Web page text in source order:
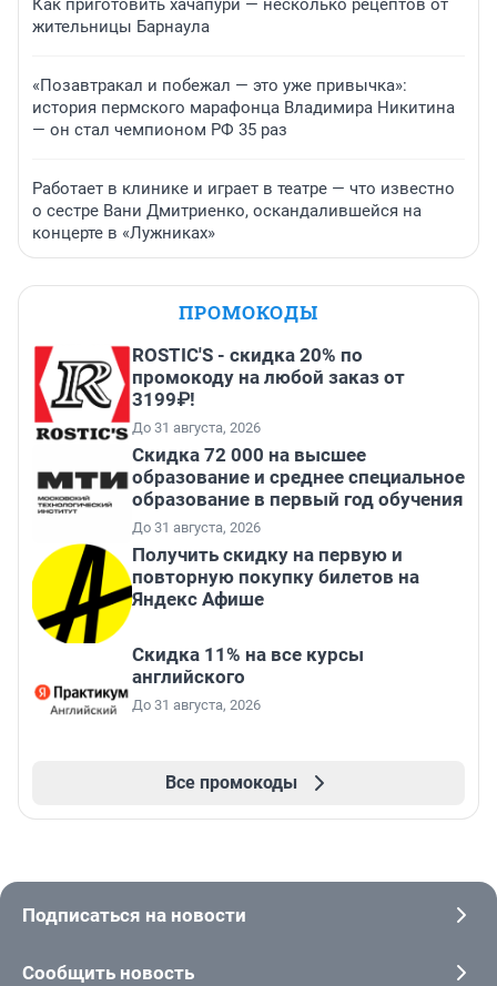
Как приготовить хачапури — несколько рецептов от
жительницы Барнаула
«Позавтракал и побежал — это уже привычка»:
история пермского марафонца Владимира Никитина
— он стал чемпионом РФ 35 раз
Работает в клинике и играет в театре — что известно
о сестре Вани Дмитриенко, оскандалившейся на
концерте в «Лужниках»
ПРОМОКОДЫ
ROSTIC'S - скидка 20% по
промокоду на любой заказ от
3199₽!
До 31 августа, 2026
Скидка 72 000 на высшее
образование и среднее специальное
образование в первый год обучения
До 31 августа, 2026
Получить скидку на первую и
повторную покупку билетов на
Яндекс Афише
Скидка 11% на все курсы
английского
До 31 августа, 2026
Все промокоды
Подписаться на новости
Сообщить новость